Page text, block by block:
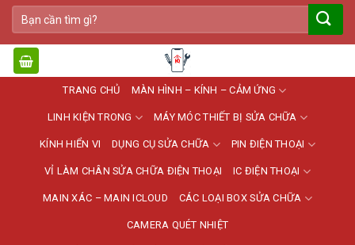
Bỏ
qua
nội
dung
Tìm
kiếm:
TRANG CHỦ MÀN HÌNH – KÍNH – CẢM ỨNG
LINH KIỆN TRONG MÁY MÓC THIẾT BỊ SỬA CHỮA
KÍNH HIỂN VI DỤNG CỤ SỬA CHỮA PIN ĐIỆN THOẠI
VỈ LÀM CHÂN SỬA CHỮA ĐIỆN THOẠI IC ĐIỆN THOẠI
MAIN XÁC – MAIN ICLOUD CÁC LOẠI BOX SỬA CHỮA
CAMERA QUÉT NHIỆT